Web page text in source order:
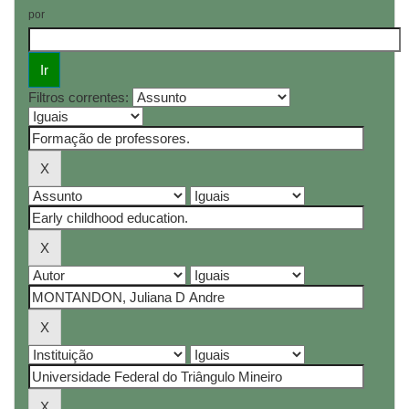
por
Filtros correntes: